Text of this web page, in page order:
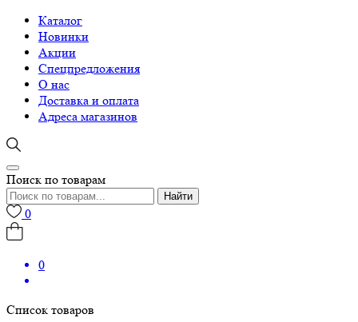
Каталог
Новинки
Акции
Спецпредложения
О нас
Доставка и оплата
Адреса магазинов
Поиск по товарам
Найти
0
0
Список товаров